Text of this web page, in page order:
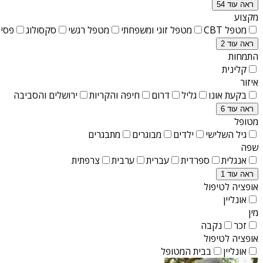
ראה עוד 54
מקצוע
מטפל CBT
מטפל זוגי ומשפחתי מטפל רגשי סקסולוג
ראה עוד 2
התמחות
קלינית
איזור
בקעת אונו
גליל דרום חיפה והקריות ירושלים והסביבה
ראה עוד 6
מטופל
גיל השלישי
ילדים מבוגרים
מתבגרים
שפה
אנגלית
ספרדית עברית ערבית צרפתית
ראה עוד 1
אופציה לטיפול
אונליין
מין
זכר
נקבה
אופציה לטיפול
אונליין
בבית המטופל